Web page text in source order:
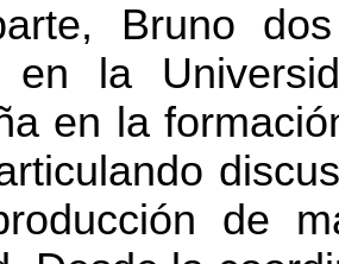
Bruno
en la
en la
de